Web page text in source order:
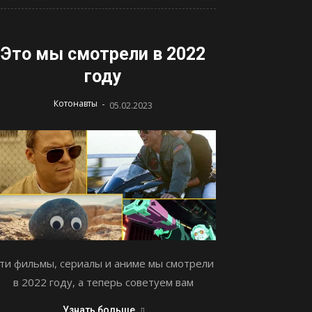
Это мы смотрели в 2022
году
Котонавты - 05.02.2023
фильмы, сериалы и аниме мы смотрели
в 2022 году, а теперь советуем вам